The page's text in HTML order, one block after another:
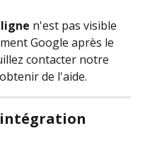
n'est pas visible
Google après le
contacter notre
de l'aide.